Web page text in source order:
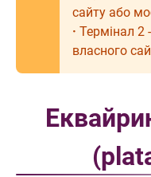
сайту або
· Термінал 2
власного